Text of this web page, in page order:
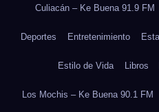
Culiacán – Ke Buena 91.9 FM
Deportes Entretenimiento
Estilo de Vida Libros
Los Mochis – Ke Buena 90.1 FM